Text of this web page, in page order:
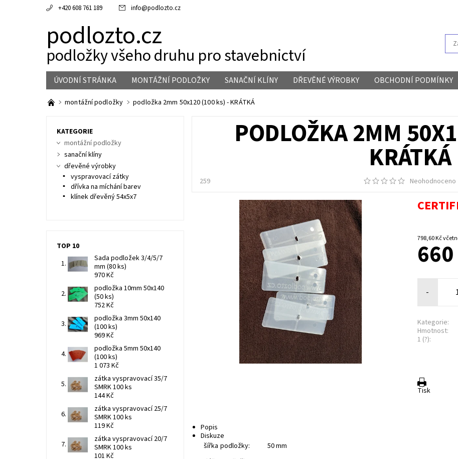
+420 608 761 189 info@podlozto.cz
podlozto.cz
podložky všeho druhu pro stavebnictví
ÚVODNÍ STRÁNKA MONTÁŽNÍ PODLOŽKY SANAČNÍ KLÍNY DŘEVĚNÉ VÝROBKY OBCHODNÍ PODMÍNKY
montážní podložky podložka 2mm 50x120 (100 ks) - KRÁTKÁ
PODLOŽKA 2MM
KRÁTKÁ
259 Neohodnoceno
798,60 Kč
-
Kategorie:
Hmotnost:
1 (?):
Tisk
Popis
Diskuze
šířka podložky: 50 mm
KATEGORIE
montážní podložky
sanační klíny
dřevěné výrobky
vyspravovací zátky
dřívka na míchání barev
klínek dřevěný 54x5x7
TOP 10
Sada podložek 3/4/5/7
mm (80 ks)
970 Kč
podložka 10mm 50x140
(50 ks)
752 Kč
podložka 3mm 50x140
(100 ks)
969 Kč
podložka 5mm 50x140
(100 ks)
1 073 Kč
zátka vyspravovací 35/7
SMRK 100 ks
144 Kč
zátka vyspravovací 25/7
SMRK 100 ks
119 Kč
zátka vyspravovací 20/7
SMRK 100 ks
101 Kč